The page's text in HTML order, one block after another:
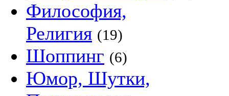
Философия,
Религия (19)
Шоппинг (6)
Юмор, Шутки,